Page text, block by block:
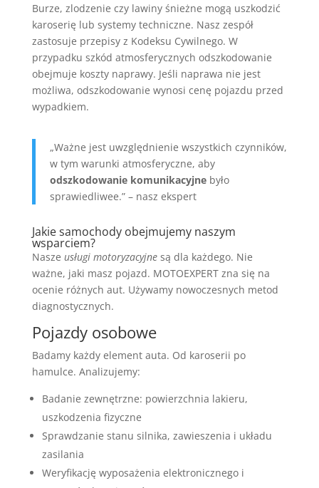
Burze, zlodzenie czy lawiny śnieżne mogą uszkodzić
karoserię lub systemy techniczne. Nasz zespół
zastosuje przepisy z Kodeksu Cywilnego. W
przypadku szkód atmosferycznych odszkodowanie
obejmuje koszty naprawy. Jeśli naprawa nie jest
możliwa, odszkodowanie wynosi cenę pojazdu przed
wypadkiem.
„Ważne jest uwzględnienie wszystkich czynników,
w tym warunki atmosferyczne, aby
odszkodowanie komunikacyjnebyło
sprawiedliwee.” – nasz ekspert
Jakie samochody obejmujemy naszym
wsparciem?
Nasze usługi motoryzacyjnesą dla każdego. Nie
ważne, jaki masz pojazd. MOTOEXPERT zna się na
ocenie różnych aut. Używamy nowoczesnych metod
diagnostycznych.
Pojazdy osobowe
Badamy każdy element auta. Od karoserii po
hamulce. Analizujemy:
Badanie zewnętrzne: powierzchnia lakieru,
uszkodzenia fizyczne
Sprawdzanie stanu silnika, zawieszenia i układu
zasilania
Weryfikację wyposażenia elektronicznego i